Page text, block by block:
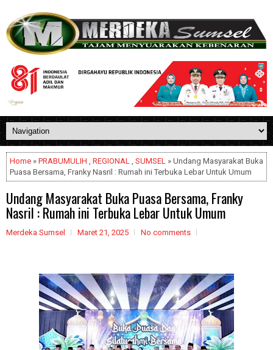
Home » PRABUMULIH , REGIONAL , SUMSEL » Undang Masyarakat Buka
Puasa Bersama, Franky Nasril : Rumah ini Terbuka Lebar Untuk Umum
Undang Masyarakat Buka Puasa Bersama, Franky
Nasril : Rumah ini Terbuka Lebar Untuk Umum
Merdeka Sumsel Maret 21, 2025 No comments